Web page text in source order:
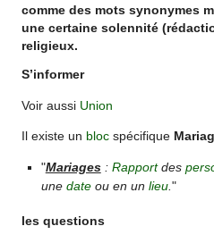
comme des mots synonymes
une certaine solennité
religieux.
S’informer
Voir aussi Union
Il existe un bloc spécifique
"Mariages: Rapportdes
une dateou en un lieu. "
les questions